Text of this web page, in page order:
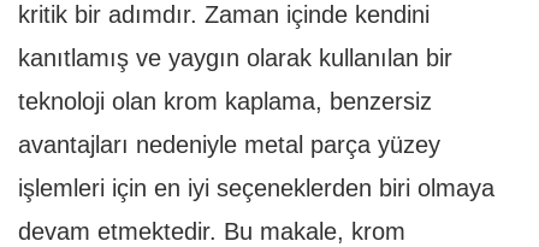
kritik bir adımdır. Zaman içinde kendini
kanıtlamış ve yaygın olarak kullanılan bir
teknoloji olan krom kaplama, benzersiz
avantajları nedeniyle metal parça yüzey
işlemleri için en iyi seçeneklerden biri olmaya
devam etmektedir. Bu makale, krom